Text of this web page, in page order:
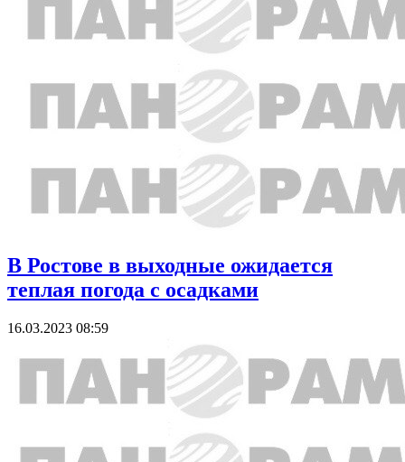
В Ростове в выходные ожидается
теплая погода с осадками
16.03.2023 08:59